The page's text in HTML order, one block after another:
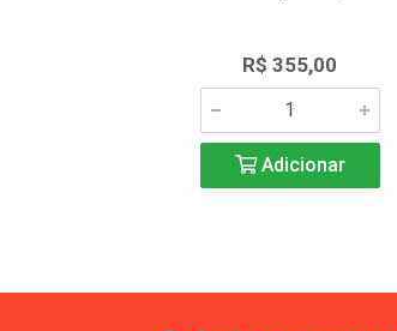
R$ 355,00
Adicionar